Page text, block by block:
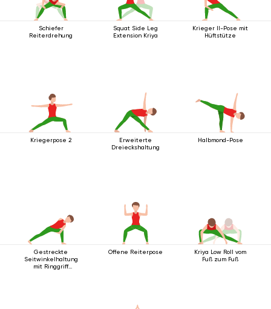
Schiefer
Reiterdrehung
Squat Side Leg
Extension Kriya
Krieger II-Pose mit
Hüftstütze
Kriegerpose 2
Erweiterte
Dreieckshaltung
Halbmond-Pose
Gestreckte
Seitwinkelhaltung
mit Ringgriff
Offene Reiterpose
Kriya Low Roll vom
Fuß zum Fuß